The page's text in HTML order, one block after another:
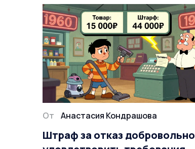
От Анастасия Кондрашова
Штраф за отказ добровольно